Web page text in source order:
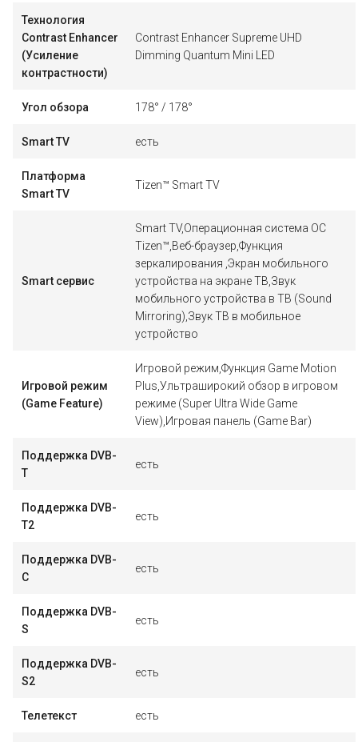
Технология
Contrast Enhancer
(Усиление
контрастности)
Contrast Enhancer Supreme UHD
Dimming Quantum Mini LED
Угол обзора 178° / 178°
Smart TV есть
Платформа
Smart TV
Tizen™ Smart TV
Smart сервис
Smart TV,Операционная система ОС
Tizen™,Веб-браузер,Функция
зеркалирования ,Экран мобильного
устройства на экране ТВ,Звук
мобильного устройства в ТВ (Sound
Mirroring),Звук ТВ в мобильное
устройство
Игровой режим
(Game Feature)
Игровой режим,Функция Game Motion
Plus,Ультраширокий обзор в игровом
режиме (Super Ultra Wide Game
View),Игровая панель (Game Bar)
Поддержка DVB-
T
есть
Поддержка DVB-
T2
есть
Поддержка DVB-
C
есть
Поддержка DVB-
S
есть
Поддержка DVB-
S2
есть
Телетекст есть